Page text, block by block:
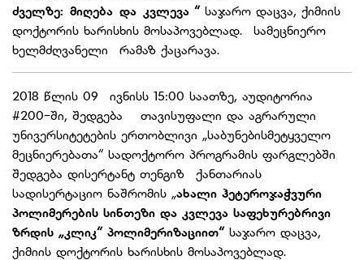
ძველზე: მიღება და კვლევა “ საჯარო დაცვა, ქიმიის
დოქტორის ხარისხის მოსაპოვებლად. სამეცნიერო
ხელმძღვანელი რამაზ ქაცარავა.
2018 წლის 09 ივნისს 15:00 საათზე, აუდიტორია
#200-ში, შედგება თავისუფალი და აგრარული
უნივერსიტეტების ერთობლივი „საბუნებისმეტყველო
მეცნიერებათა“ სადოქტორო პროგრამის ფარგლებში
შედგება დისერტანტ თენგიზ ქანთარიას
სადისერტაციო ნაშრომის „ახალი ჰეტეროჯაჭვური
პოლიმერების სინთეზი და კვლევა საფეხურებრივი
ზრდის „კლიკ“ პოლიმერიზაციით“ საჯარო დაცვა,
ქიმიის დოქტორის ხარისხის მოსაპოვებლად.